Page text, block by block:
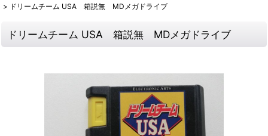
> ドリームチーム USA 箱説無 MDメガドライブ
ドリームチーム USA 箱説無 MDメガドライブ